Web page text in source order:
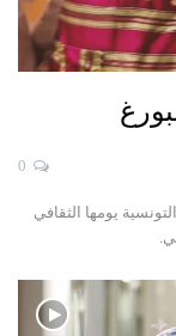
يومها الثقافي